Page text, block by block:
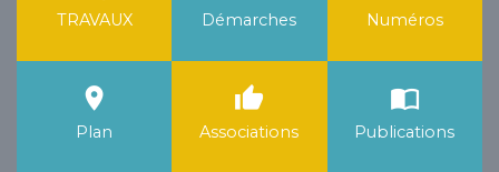
TRAVAUX Démarches Numéros
room
Plan
thumb_up
Associations
import_contacts
Publications